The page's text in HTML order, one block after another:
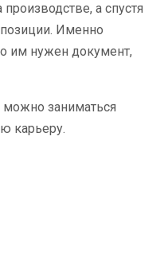
а спустя
Именно
им нужен документ,
заниматься
карьеру.